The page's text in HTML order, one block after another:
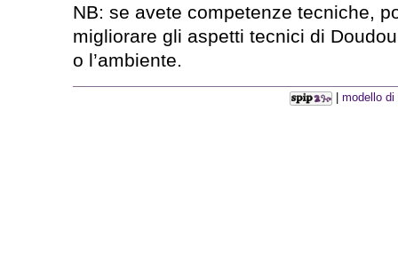
NB: se avete competenze tecniche,
migliorare gli aspetti tecnici di
o l’ambiente.
modello di